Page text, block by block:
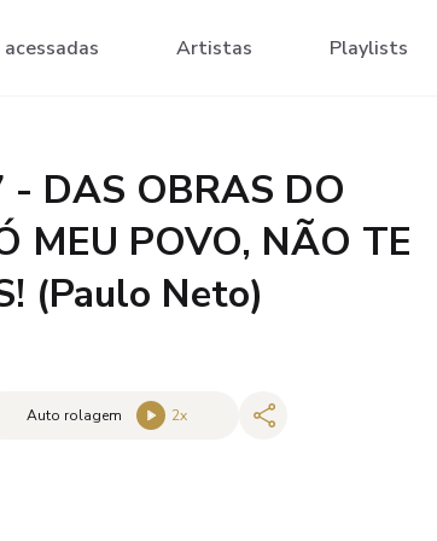
acessadas Artistas Playlists
- DAS OBRAS DO
MEU POVO, NÃO TE
(Paulo Neto)
Auto rolagem 2x